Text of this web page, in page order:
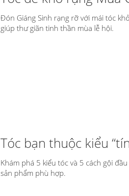
Đón Giáng Sinh rạng rỡ với mái tóc
giúp thư giãn tinh thần mùa lễ hội.
Tóc bạn thuộc kiểu
Khám phá 5 kiểu tóc và 5 cách gội
sản phẩm phù hợp.